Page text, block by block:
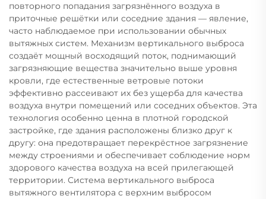
повторного попадания загрязнённого воздуха в
приточные решётки или соседние здания — явление,
часто наблюдаемое при использовании обычных
вытяжных систем. Механизм вертикального выброса
создаёт мощный восходящий поток, поднимающий
загрязняющие вещества значительно выше уровня
кровли, где естественные ветровые потоки
эффективно рассеивают их без ущерба для качества
воздуха внутри помещений или соседних объектов. Эта
технология особенно ценна в плотной городской
застройке, где здания расположены близко друг к
другу: она предотвращает перекрёстное загрязнение
между строениями и обеспечивает соблюдение норм
здорового качества воздуха на всей прилегающей
территории. Система вертикального выброса
вытяжного вентилятора с верхним выбросом